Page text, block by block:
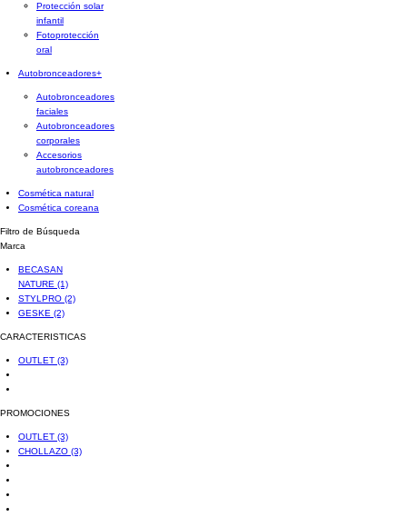
Protección solar
infantil
Fotoprotección
oral
Autobronceadores+
Autobronceadores
faciales
Autobronceadores
corporales
Accesorios
autobronceadores
Cosmética natural
Cosmética coreana
Filtro de Búsqueda
Marca
BECASAN
NATURE (1)
STYLPRO (2)
GESKE (2)
CARACTERISTICAS
OUTLET (3)
PROMOCIONES
OUTLET (3)
CHOLLAZO (3)